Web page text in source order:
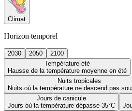
Climat
Horizon temporel
2030 2050
2100
Température été
Hausse de la température moyenne en été
Nuits tropicales
Nuits où la température ne descend pas
Jours de canicule
Jours où la température dépasse 35°C